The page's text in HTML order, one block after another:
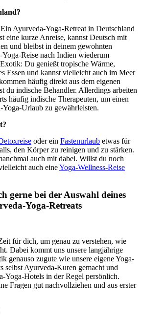
Ayurveda-Yoga-Retreat in Deutschland
eine kurze Anreise, kannst Deutsch mit
und bleibst in deinem gewohnten
Reise nach Indien wiederum
Du genießt tropische Wärme,
Essen und kannst vielleicht auch im Meer
häufig direkt aus dem eigenen
du indische Behandler. Allerdings arbeiten
häufig indische Therapeuten, um einen
Yoga-Urlaub zu gewährleisten.
oder ein Fastenurlaub etwas für
den Körper zu reinigen und zu stärken.
auch mit dabei. Willst du noch
auch eineYoga-Wellness-Reise
gerne bei der Auswahl deines
Yoga-Retreats
für dich, um genau zu verstehen, wie
Dabei kommt uns unsere langjährige
genauso zugute wie unsere eigene Yoga-
selbst Ayurveda-Kuren gemacht und
Yoga-Hotels in der Regel persönlich.
Fragen gut nachvollziehen und aus erster